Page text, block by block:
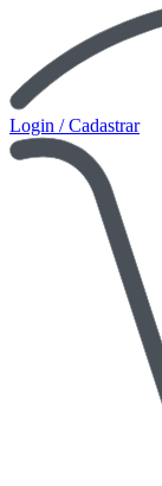
Login / Cadastrar